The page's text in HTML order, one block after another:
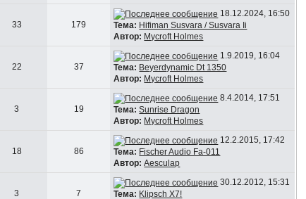
33 179
18.12.2024, 16:50
Тема: Hifiman Susvara / Susvara Ii
Автор: Mycroft Holmes
22 37
1.9.2019, 16:04
Тема: Beyerdynamic Dt 1350
Автор: Mycroft Holmes
3 19
8.4.2014, 17:51
Тема: Sunrise Dragon
Автор: Mycroft Holmes
18 86
12.2.2015, 17:42
Тема: Fischer Audio Fa-011
Автор: Aesculap
3 7
30.12.2012, 15:31
Тема: Klipsch X7!